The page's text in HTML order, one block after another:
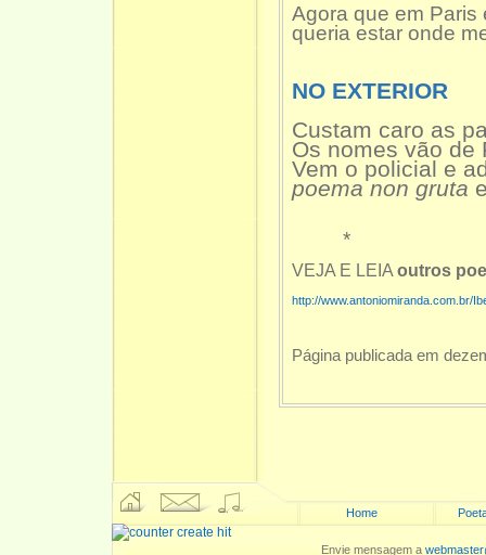
Agora que em Paris
queria estar onde
NO EXTERIOR
Custam caro as
Os nomes vão de
Vem o policial e
poema non gruta
*
VEJA E LEIA outros
http://www.antoniomiranda.com.br/
Página publicada em
Home
Envie mensagem a